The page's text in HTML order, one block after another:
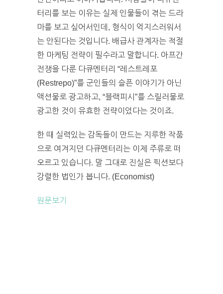
터리를 보는 이유는 실제 인물들이 겪는 드라
마를 보고 싶어서인데, 형식이 억지스러워서
는 안된다는 것입니다. 배급사 관계자는 적절
한 마케팅 전략이 필수라고 말합니다. 아프간
전쟁을 다룬 다큐멘터리 “레스트레포
(Restrepo)”를 군인들의 슬픈 이야기가 아닌
액션물로 광고하고, “블랙피시”를 스릴러물로
광고한 것이 유효한 전략이었다는 것이죠.
한 때 실력있는 감독들이 만드는 지루한 작품
으로 여겨지던 다큐멘터리는 이제 주류로 떠
오르고 있습니다. 말 그대로 진실은 픽션보다
강렬한 법인가 봅니다. (Economist)
원문보기